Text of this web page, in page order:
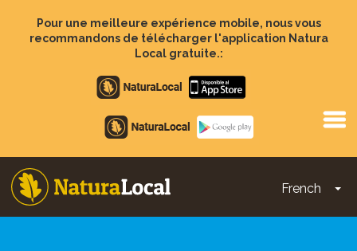
contenu
Pour une meilleure expérience mobile, nous vous
recommandons de télécharger l'application Natura
Local gratuite.:
Apple
store
Google
Play
French
Main